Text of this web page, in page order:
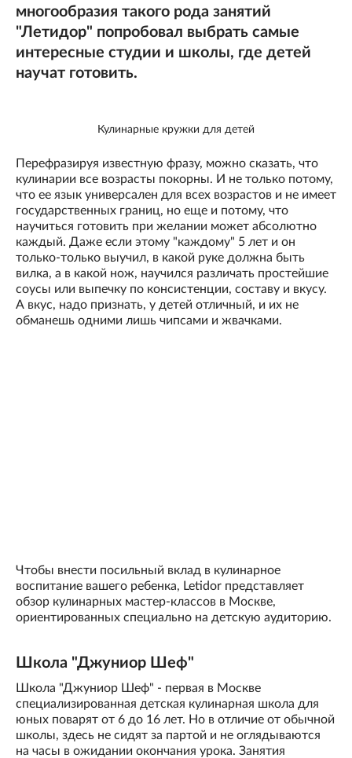
многообразия такого рода занятий
"Летидор" попробовал выбрать самые
интересные студии и школы, где детей
научат готовить.
Кулинарные кружки для детей
Перефразируя известную фразу, можно сказать, что
кулинарии все возрасты покорны. И не только потому,
что ее язык универсален для всех возрастов и не имеет
государственных границ, но еще и потому, что
научиться готовить при желании может абсолютно
каждый. Даже если этому "каждому" 5 лет и он
только-только выучил, в какой руке должна быть
вилка, а в какой нож, научился различать простейшие
соусы или выпечку по консистенции, составу и вкусу.
А вкус, надо признать, у детей отличный, и их не
обманешь одними лишь чипсами и жвачками.
Чтобы внести посильный вклад в кулинарное
воспитание вашего ребенка, Letidor представляет
обзор кулинарных мастер-классов в Москве,
ориентированных специально на детскую аудиторию.
Школа "Джуниор Шеф"
Школа "Джуниор Шеф" - первая в Москве
специализированная детская кулинарная школа для
юных поварят от 6 до 16 лет. Но в отличие от обычной
школы, здесь не сидят за партой и не оглядываются
на часы в ожидании окончания урока. Занятия